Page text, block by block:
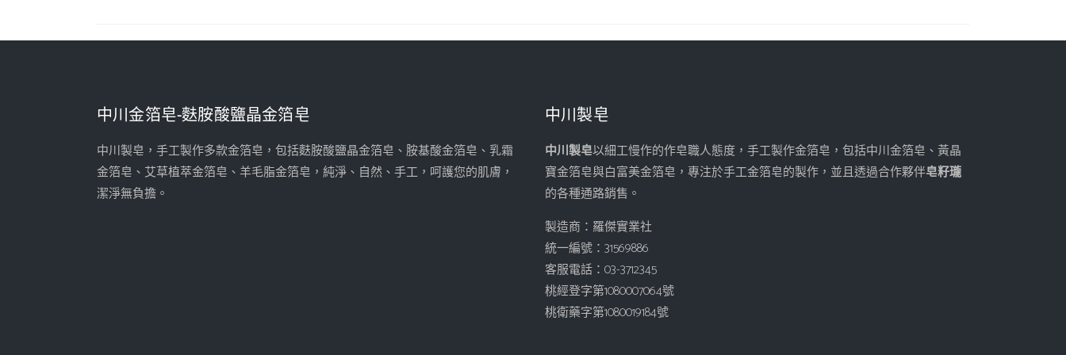
中川金箔皂-麩胺酸鹽晶金箔皂
中川製皂，手工製作多款金箔皂，包括麩胺酸鹽晶金箔皂、胺基酸金箔皂、乳霜
金箔皂、艾草植萃金箔皂、羊毛脂金箔皂，純淨、自然、手工，呵護您的肌膚，
潔淨無負擔。
中川製皂
中川製皂以細工慢作的作皂職人態度，手工製作金箔皂，包括中川金箔皂、黃晶
寶金箔皂與白富美金箔皂，專注於手工金箔皂的製作，並且透過合作夥伴皂籽瓏
的各種通路銷售。
製造商：羅傑實業社
統一編號：31569886
客服電話：03-3712345
桃經登字第1080007064號
桃衛藥字第1080019184號